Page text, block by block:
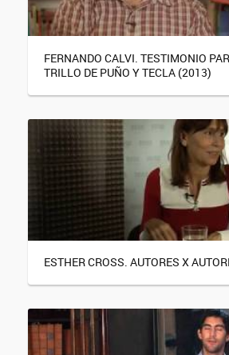
FERNANDO CALVI. TESTIMONIO
TRILLO DE PUÑO Y TECLA (2013)
ESTHER CROSS. AUTORES X